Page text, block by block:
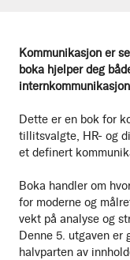
Kommunikasjon er
boka hjelper deg
Dette er en bok for
tillitsvalgte, HR- og
et definert
Boka handler om
for moderne og
vekt på analyse og
Denne 5. utgaven er
halvparten av